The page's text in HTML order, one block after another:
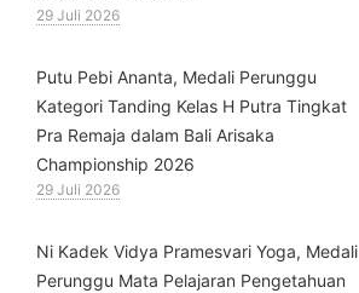
29 Juli 2026
Putu Pebi Ananta, Medali Perunggu
Kategori Tanding Kelas H Putra Tingkat
Pra Remaja dalam Bali Arisaka
Championship 2026
29 Juli 2026
⁠Ni Kadek Vidya Pramesvari Yoga, Medali
Perunggu Mata Pelajaran Pengetahuan